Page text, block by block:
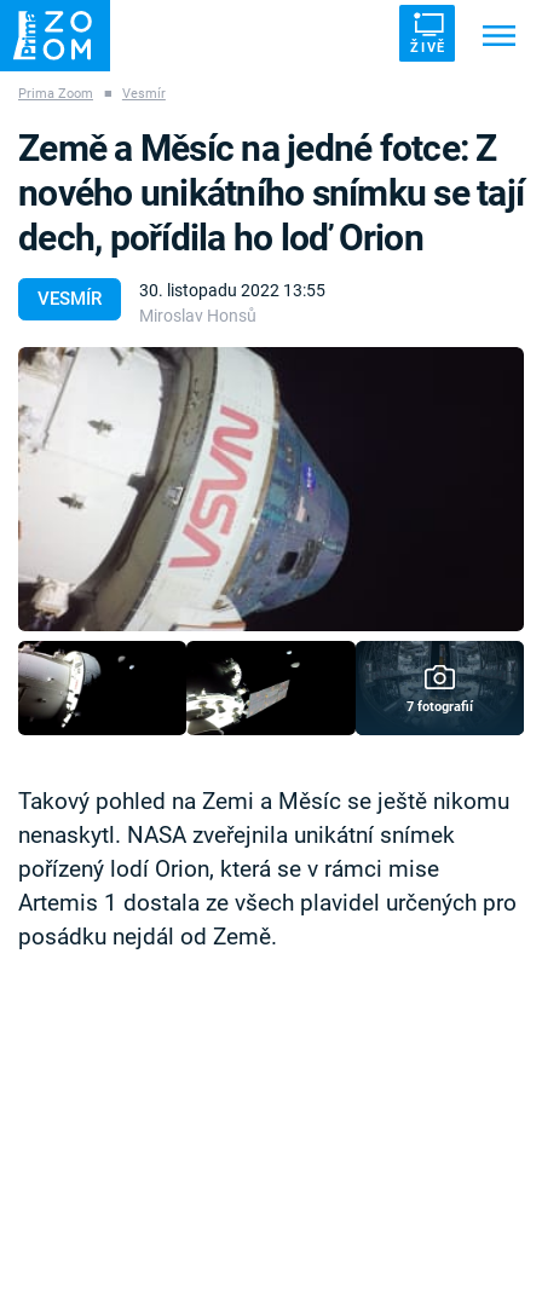
ŽIVĚ
ZÁHADY VETŘELCI DÁVNOVĚKU
Témata
Témata
Pořady
TV Program
Časopis
Sledujte prima+
Přihlášení
Sledujte nás
Prima Zoom ■ Vesmír
VESMÍR
30. listopadu 2022 13:55
Miroslav Honsů
Země a Měsíc na jedné fotce: Z
nového unikátního snímku se tají
dech, pořídila ho loď Orion
7 fotografií
Takový pohled na Zemi a Měsíc se ještě nikomu
nenaskytl. NASA zveřejnila unikátní snímek
pořízený lodí Orion, která se v rámci mise
Artemis 1 dostala ze všech plavidel určených pro
posádku nejdál od Země.